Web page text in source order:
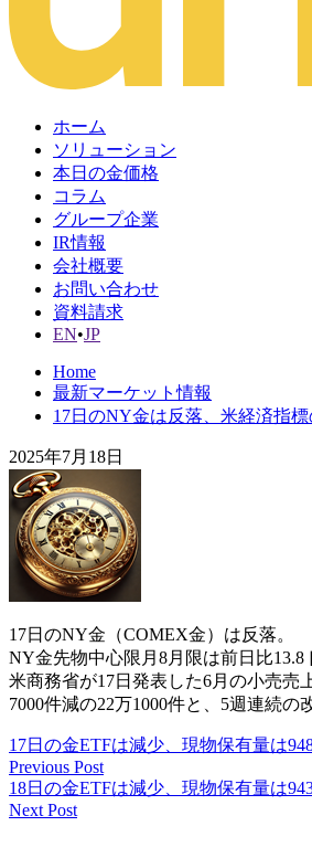
ホーム
ソリューション
本日の金価格
コラム
グループ企業
IR情報
会社概要
お問い合わせ
資料請求
EN•JP
Home
最新マーケット情報
17日のNY金は反落、米経済指
2025年7月18日
17日のNY金（COMEX金）は反落。
NY金先物中心限月8月限は前日比13.8
米商務省が17日発表した6月の小売売
7000件減の22万1000件と、5週連続
17日の金ETFは減少、現物保有量は
Previous Post
18日の金ETFは減少、現物保有量は
Next Post